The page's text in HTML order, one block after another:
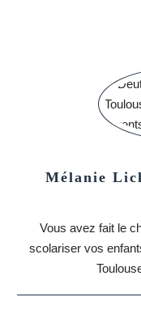
Mélanie
Vous avez fait le
scolariser vos